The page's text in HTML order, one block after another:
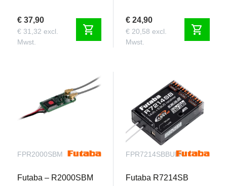
€ 37,90
€ 31,32 excl.
Mwst.
shopping_cart
€ 24,90
€ 20,58 excl.
Mwst.
shopping_cart
FPR2000SBM
Futaba – R2000SBM
FPR7214SBBULK
Futaba R7214SB